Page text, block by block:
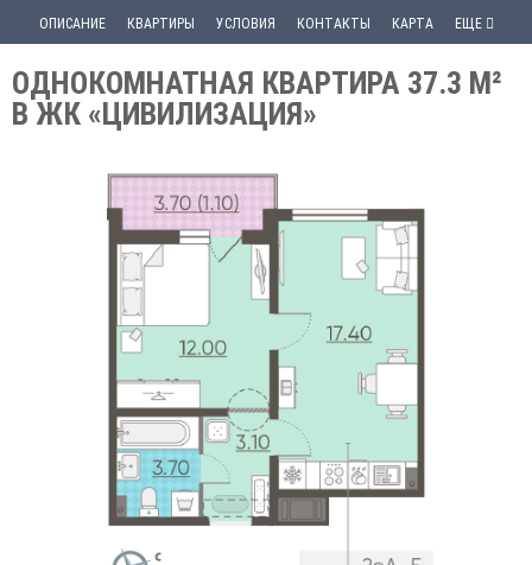
ОПИСАНИЕ КВАРТИРЫ УСЛОВИЯ КОНТАКТЫ КАРТА ЕЩЕ
ОДНОКОМНАТНАЯ КВАРТИРА 37.3 М²
В ЖК «ЦИВИЛИЗАЦИЯ»